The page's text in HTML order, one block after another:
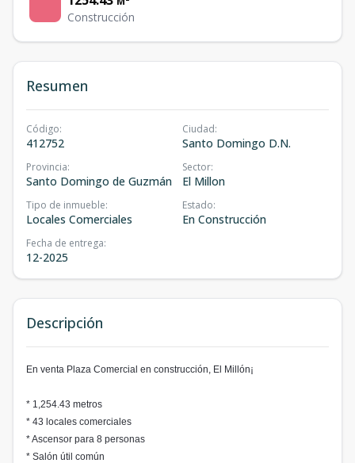
Construcción
Resumen
Código:
412752
Ciudad:
Santo Domingo D.N.
Provincia:
Santo Domingo de Guzmán
Sector:
El Millon
Tipo de inmueble:
Locales Comerciales
Estado:
En Construcción
Fecha de entrega:
12-2025
Descripción
En venta Plaza Comercial en construcción, El Millón¡
* 1,254.43 metros
* 43 locales comerciales
* Ascensor para 8 personas
* Salón útil común